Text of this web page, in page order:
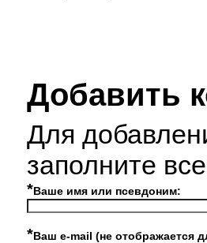
Добавить
Для
заполните
*Ваше имя или псевдоним:
*Ваш e-mail (не отображается